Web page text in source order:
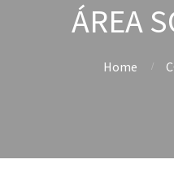
ÁREA
Home